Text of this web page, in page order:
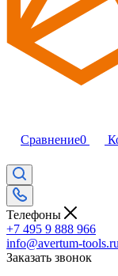
Сравнение0
Телефоны
+7 495 9 888 966
info@avertum-tools.ru
Заказать звонок